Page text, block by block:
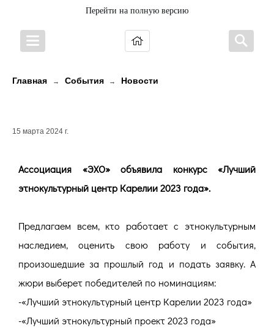
Перейти на полную версию
Главная → События → Новости
15 марта 2024 г.
Ассоциация «ЭХО» объявила конкурс «Лучший
этнокультурный центр Карелии 2023 года».
Предлагаем всем, кто работает с этнокультурным
наследием, оценить свою работу и события,
произошедшие за прошлый год и подать заявку. А
жюри выберет победителей по номинациям:
-«Лучший этнокультурный центр Карелии 2023 года»
-«Лучший этнокультурный проект 2023 года»